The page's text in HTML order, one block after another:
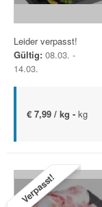
Leider verpasst!
Gültig: 08.03. -
14.03.
€ 7,99 / kg - kg
Verpasst!